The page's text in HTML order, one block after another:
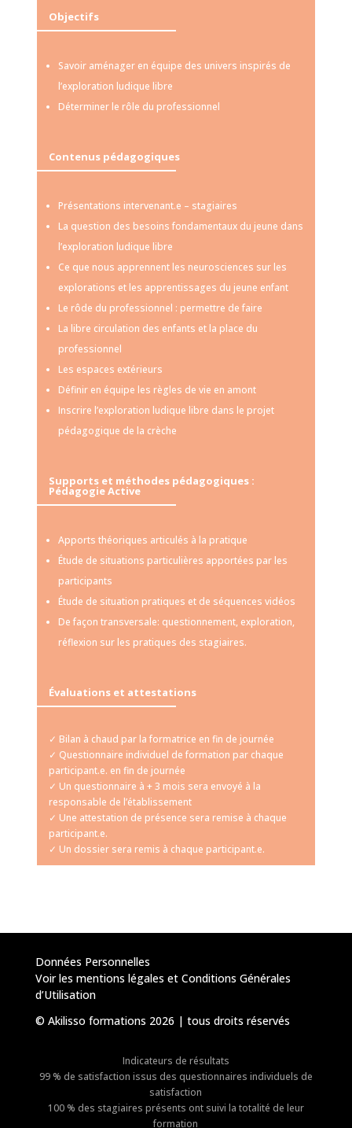
Objectifs
Savoir aménager en équipe des univers inspirés de
l’exploration ludique libre
Déterminer le rôle du professionnel
Contenus pédagogiques
Présentations intervenant.e – stagiaires
La question des besoins fondamentaux du jeune dans
l’exploration ludique libre
Ce que nous apprennent les neurosciences sur les
explorations et les apprentissages du jeune enfant
Le rôde du professionnel : permettre de faire
La libre circulation des enfants et la place du
professionnel
Les espaces extérieurs
Définir en équipe les règles de vie en amont
Inscrire l’exploration ludique libre dans le projet
pédagogique de la crèche
Supports et méthodes pédagogiques :
Pédagogie Active
Apports théoriques articulés à la pratique
Étude de situations particulières apportées par les
participants
Étude de situation pratiques et de séquences vidéos
De façon transversale: questionnement, exploration,
réflexion sur les pratiques des stagiaires.
Évaluations et attestations
✓ Bilan à chaud par la formatrice en fin de journée
✓ Questionnaire individuel de formation par chaque
participant.e. en fin de journée
✓ Un questionnaire à + 3 mois sera envoyé à la
responsable de l’établissement
✓ Une attestation de présence sera remise à chaque
participant.e.
✓ Un dossier sera remis à chaque participant.e.
Données Personnelles
Voir les mentions légales et Conditions Générales
d’Utilisation
© Akilisso formations 2026 | tous droits réservés
Indicateurs de résultats
99 % de satisfaction issus des questionnaires individuels de
satisfaction
100 % des stagiaires présents ont suivi la totalité de leur
formation